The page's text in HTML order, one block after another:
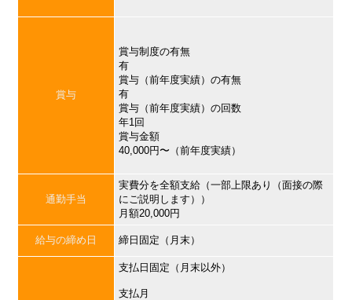
賞与
賞与制度の有無
有
賞与（前年度実績）の有無
有
賞与（前年度実績）の回数
年1回
賞与金額
40,000円〜（前年度実績）
通勤手当
実費分を全額支給（一部上限あり（面接の際
にご説明します））
月額20,000円
給与の締め日 締日固定（月末）
支払日固定（月末以外）
支払月